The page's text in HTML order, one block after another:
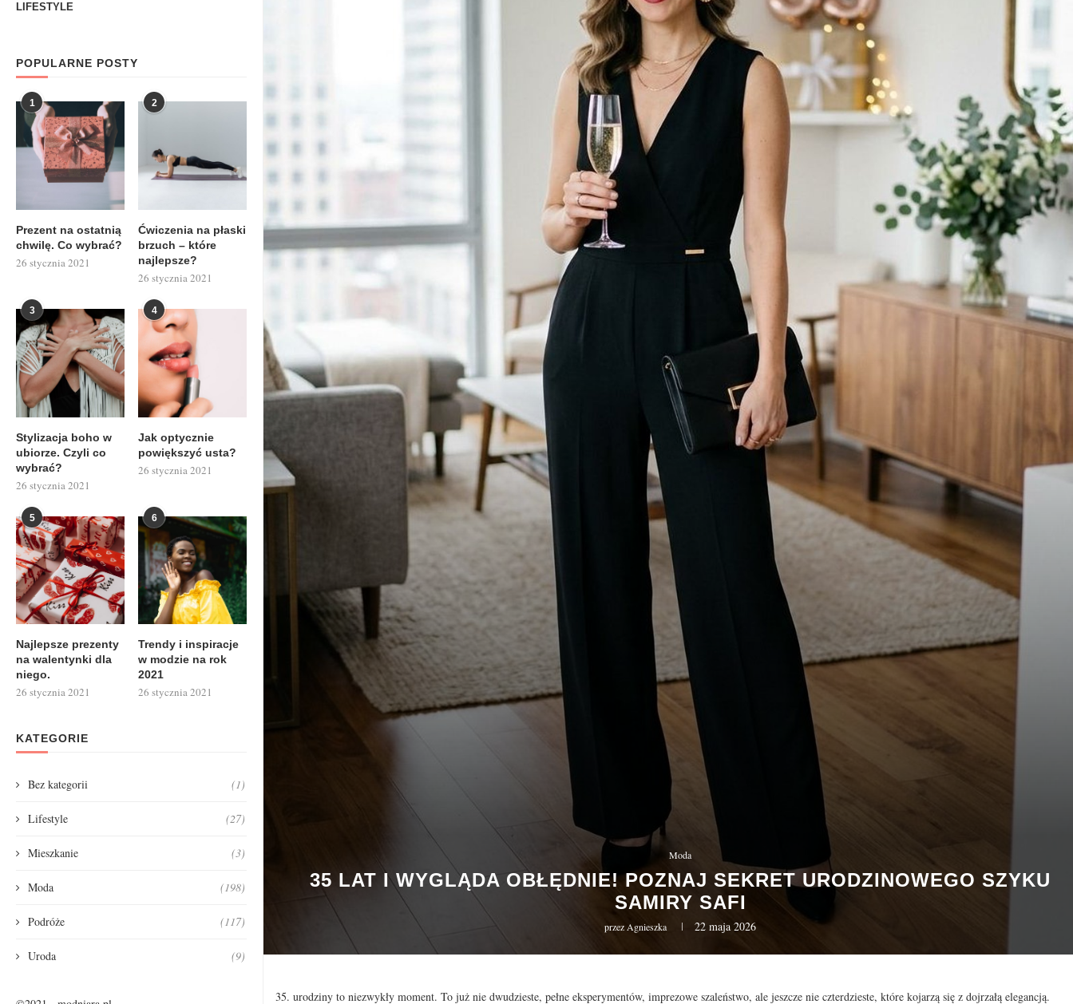
LIFESTYLE
POPULARNE POSTY
1
Prezent na ostatnią
chwilę. Co wybrać?
26 stycznia 2021
2
Ćwiczenia na płaski
brzuch – które
najlepsze?
26 stycznia 2021
3
Stylizacja boho w
ubiorze. Czyli co
wybrać?
26 stycznia 2021
4
Jak optycznie
powiększyć usta?
26 stycznia 2021
5
Najlepsze prezenty
na walentynki dla
niego.
26 stycznia 2021
6
Trendy i inspiracje
w modzie na rok
2021
26 stycznia 2021
KATEGORIE
Bez kategorii (1)
Lifestyle (27)
Mieszkanie (3)
Moda (198)
Podróże (117)
Uroda (9)
Moda
35 LAT I WYGLĄDA OBŁĘDNIE! POZNAJ SEKRET URODZINOWEGO SZYKU
SAMIRY SAFI
przez Agnieszka 22 maja 2026
35. urodziny to niezwykły moment. To już nie dwudzieste, pełne eksperymentów, imprezowe szaleństwo, ale jeszcze nie czterdzieste, które kojarzą się z dojrzałą elegancją.